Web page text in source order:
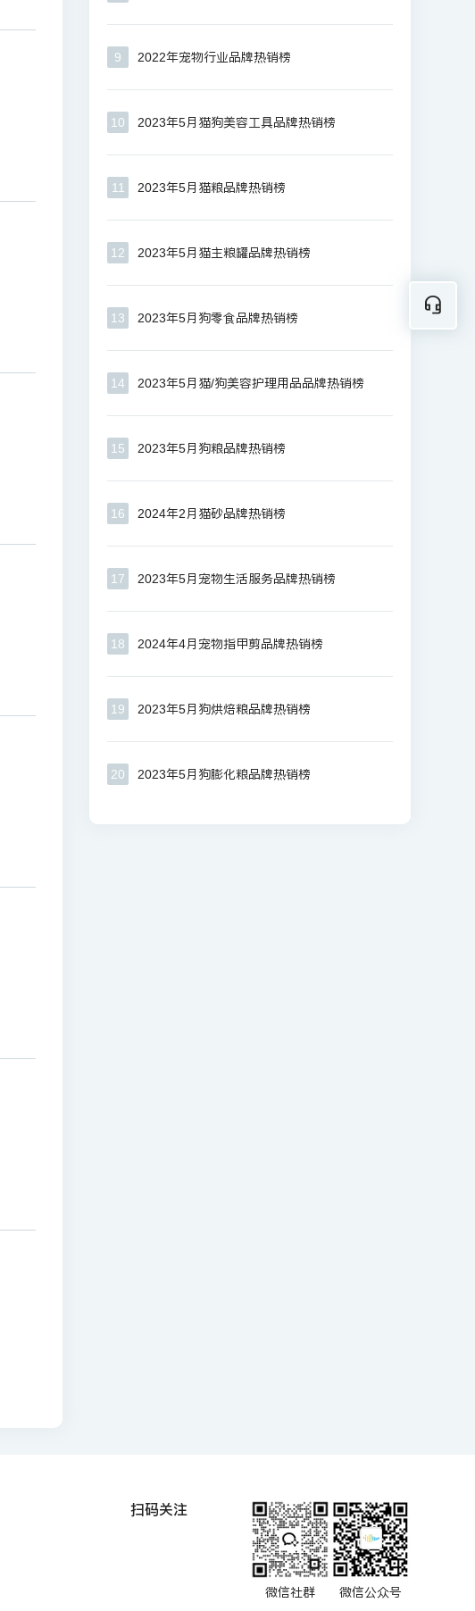
9 2022年宠物行业品牌热销榜
10 2023年5月猫狗美容工具品牌热销榜
11 2023年5月猫粮品牌热销榜
12 2023年5月猫主粮罐品牌热销榜
13 2023年5月狗零食品牌热销榜
14 2023年5月猫/狗美容护理用品品牌热销榜
15 2023年5月狗粮品牌热销榜
16 2024年2月猫砂品牌热销榜
17 2023年5月宠物生活服务品牌热销榜
18 2024年4月宠物指甲剪品牌热销榜
19 2023年5月狗烘焙粮品牌热销榜
20 2023年5月狗膨化粮品牌热销榜
扫码关注
微信社群 微信公众号